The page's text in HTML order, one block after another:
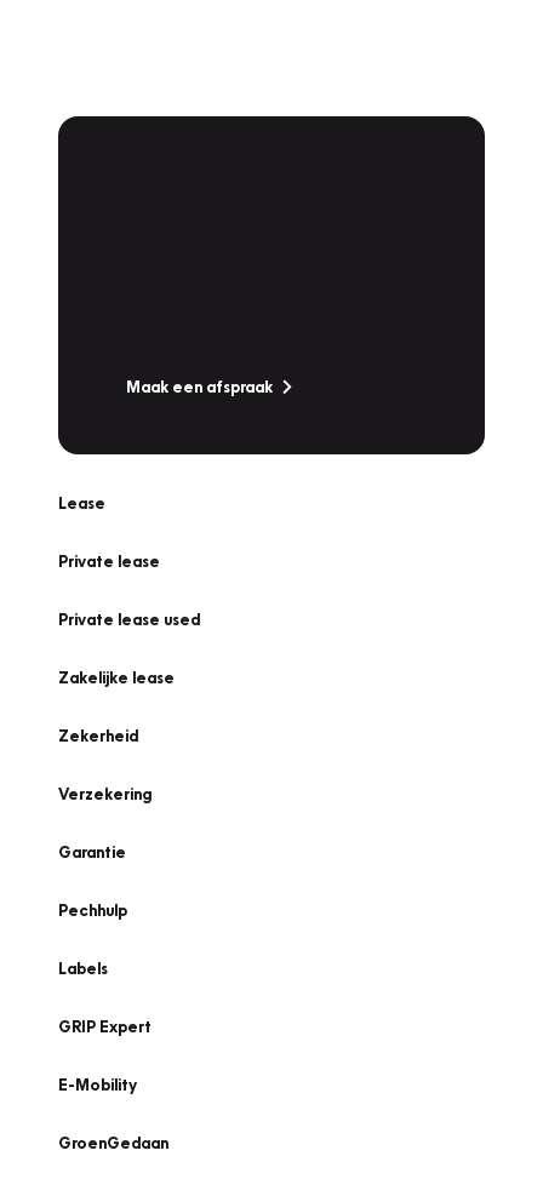
Maak een afspraak
Lease
Private lease
Private lease used
Zakelijke lease
Zekerheid
Verzekering
Garantie
Pechhulp
Labels
GRIP Expert
E-Mobility
GroenGedaan